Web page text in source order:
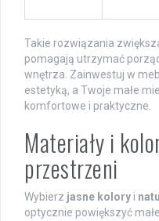
Takie rozwiązania
pomagają utrzymać
wnętrza. Zainwestuj w
estetyką, a Twoje małe
komfortowe i praktyczne.
Materiały i
przestrzeni
Wybierz jasne kolory i
optycznie powiększyć